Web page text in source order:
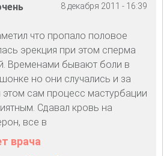
8 декабря 2011 - 16:39
что пропало половое
эрекция при этом сперма
Временами бывают боли в
но они случались и за
этом сам процесс мастурбации
Сдавал кровь на
все в
врача